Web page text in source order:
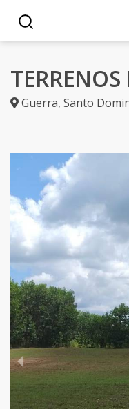
Guerra, Santo